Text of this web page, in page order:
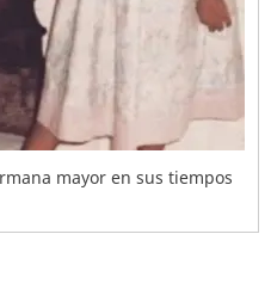
mayor en sus tiempos